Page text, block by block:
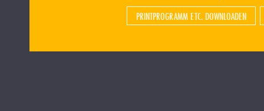
PRINTPROGRAMM ETC. DOWNLOADEN